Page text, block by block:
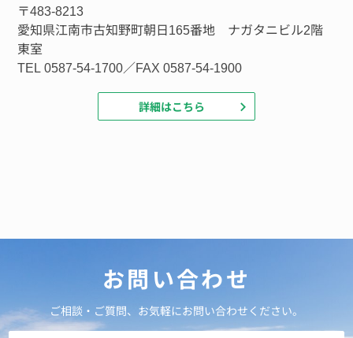
〒483-8213
愛知県江南市古知野町朝日165番地 ナガタニビル2階
東室
TEL 0587-54-1700／FAX 0587-54-1900
詳細はこちら
お問い合わせ
ご相談・ご質問、お気軽にお問い合わせください。